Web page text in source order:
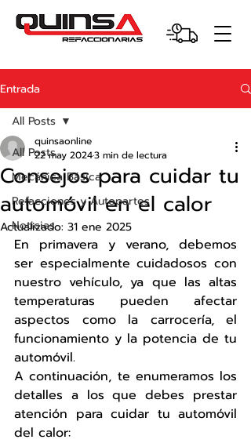
Entrada
All Posts
Mecánica Básica
Refacciones y Autopartes
Noticias
All Posts
Consejos para cuidar tu
automóvil en el calor
quinsaonline
22 may 20243 min de lectura
Actualizado: 31 ene 2025
En primavera y verano, debemos
ser especialmente cuidadosos con
nuestro vehículo, ya que las altas
temperaturas pueden afectar
aspectos como la carrocería, el
funcionamiento y la potencia de tu
automóvil.
A continuación, te enumeramos los
detalles a los que debes prestar
atención para cuidar tu automóvil
del calor: